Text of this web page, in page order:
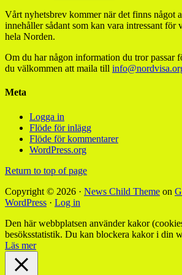
Vårt nyhetsbrev kommer när det finns något
innehåller sådant som kan vara intressant för
hela Norden.
Om du har någon information du tror passar
du välkommen att maila till
Meta
Logga in
Flöde för inlägg
Flöde för kommentarer
WordPress.org
Return to top of page
Copyright © 2026 · News Child Theme on
WordPress · Log in
Den här webbplatsen använder kakor
besöksstatistik. Du kan blockera kakor i din
Läs mer